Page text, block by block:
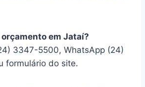
em Jataí?
3347-5500, WhatsApp (24)
formulário do site.